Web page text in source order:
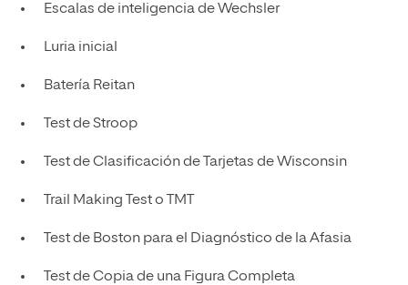
Escalas de inteligencia de Wechsler
Luria inicial
Batería Reitan
Test de Stroop
Test de Clasificación de Tarjetas de Wisconsin
Trail Making Test o TMT
Test de Boston para el Diagnóstico de la Afasia
Test de Copia de una Figura Completa